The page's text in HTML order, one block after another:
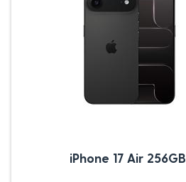
iPhone 17 Air 256GB